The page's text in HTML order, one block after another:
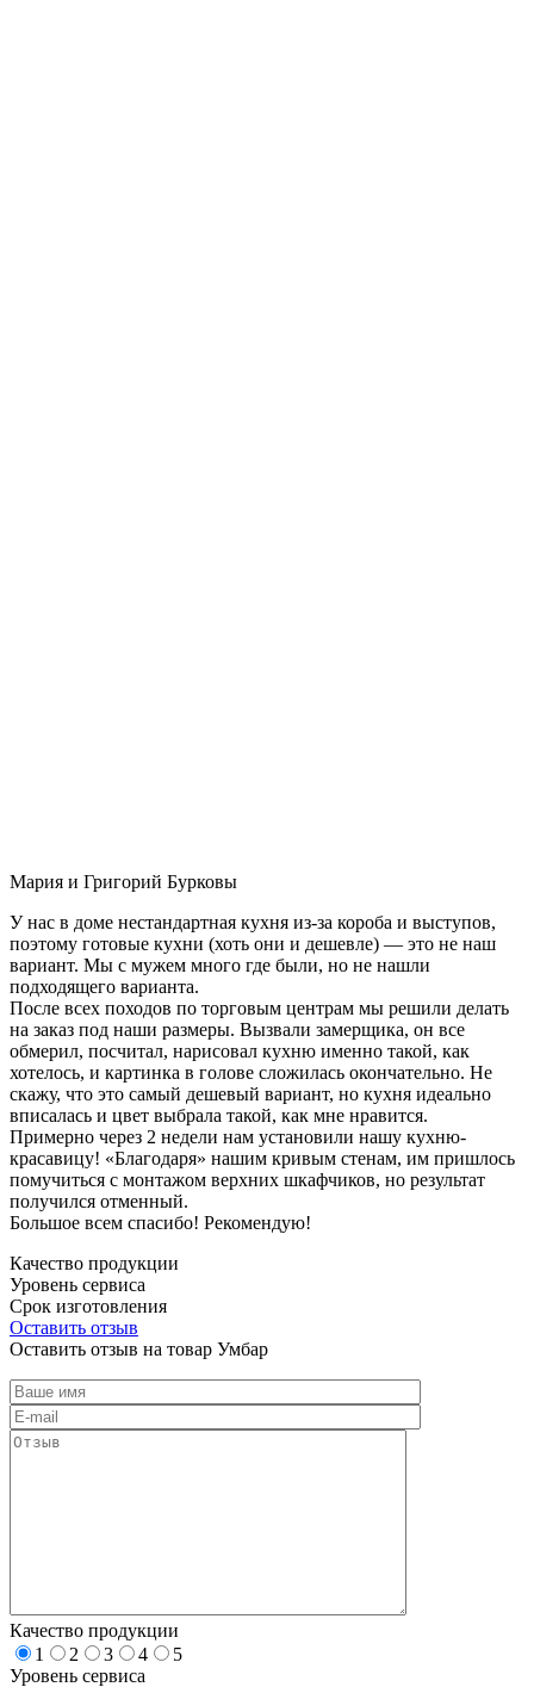
Мария и Григорий Бурковы
У нас в доме нестандартная кухня из-за короба и выступов,
поэтому готовые кухни (хоть они и дешевле) — это не наш
вариант. Мы с мужем много где были, но не нашли
подходящего варианта.
После всех походов по торговым центрам мы решили делать
на заказ под наши размеры. Вызвали замерщика, он все
обмерил, посчитал, нарисовал кухню именно такой, как
хотелось, и картинка в голове сложилась окончательно. Не
скажу, что это самый дешевый вариант, но кухня идеально
вписалась и цвет выбрала такой, как мне нравится.
Примерно через 2 недели нам установили нашу кухню-
красавицу! «Благодаря» нашим кривым стенам, им пришлось
помучиться с монтажом верхних шкафчиков, но результат
получился отменный.
Большое всем спасибо! Рекомендую!
Качество продукции
Уровень сервиса
Срок изготовления
Оставить отзыв
Оставить отзыв на товар Умбар
Качество продукции
1
2 3 4
5
Уровень сервиса